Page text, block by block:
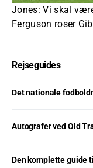
Jones: Vi skal
Ferguson roser
Rejseguides
Det nationale
Autografer ved Old
Den komplette guide